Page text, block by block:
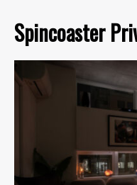
Spincoaster